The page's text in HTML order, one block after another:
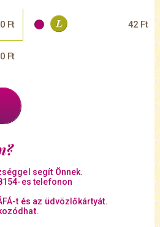
Ft 42 Ft
Ft
segít Önnek.
es telefonon
t és az üdvözlőkártyát.